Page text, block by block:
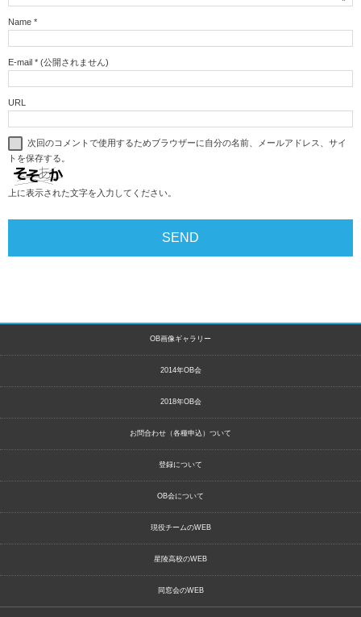
Name *
E-mail * (公開されません)
URL
次回のコメントで使用するためブラウザーに自分の名前、メールアドレス、サイ
トを保存する。
上に表示された文字を入力してください。
OB画像ギャラリー
2014年OB会
2018年OB会
お問合わせ（各種申込）ついて
登録について
OB会について
現役チームのWEB
星陵高校のWEB
同窓会のWEB